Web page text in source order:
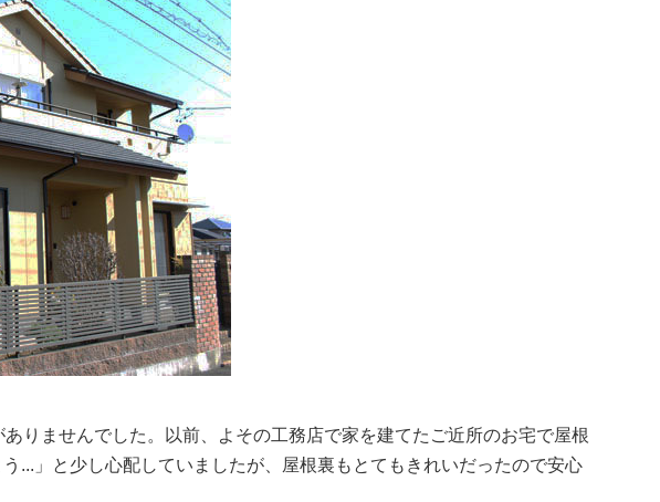
りませんでした。以前、よその工務店で家を建てたご近所のお宅で屋根
...」と少し心配していましたが、屋根裏もとてもきれいだったので安心